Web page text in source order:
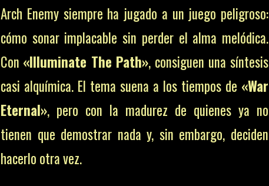
Arch Enemy siempre ha jugado a un juego peligroso:
cómo sonar implacable sin perder el alma melódica.
Con «Illuminate The Path», consiguen una síntesis
casi alquímica. El tema suena a los tiempos de «War
Eternal», pero con la madurez de quienes ya no
tienen que demostrar nada y, sin embargo, deciden
hacerlo otra vez.